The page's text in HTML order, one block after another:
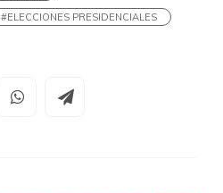
#ELECCIONES PRESIDENCIALES